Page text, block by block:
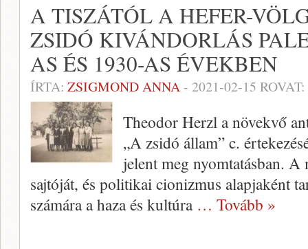
A TISZÁTÓL A HEFER-
ZSIDÓ KIVÁNDORLÁS
AS ÉS 1930-AS ÉVEKBEN
ÍRTA: ZSIGMOND ANNA- 2021-02-15 ROVAT:
Theodor Herzl a növekvő
„A zsidó állam” c.
jelent meg nyomtatásban.
sajtóját, és politikai cionizmus alapjaként
számára a haza és kultúra … Tovább »